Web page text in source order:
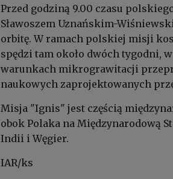
Przed godziną 9.00 czasu
Sławoszem Uznańskim-
orbitę. W ramach polskiej misji
spędzi tam około dwóch tygodni,
warunkach mikrograwitacji
naukowych zaprojektowanych
Misja "Ignis" jest częścią
obok Polaka na Międzynarodową
Indii i Węgier.
IAR/ks